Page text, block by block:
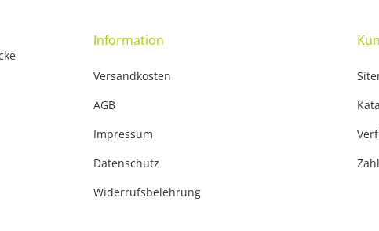
Information
Versandkosten
AGB
Impressum
Datenschutz
Widerrufsbelehrung